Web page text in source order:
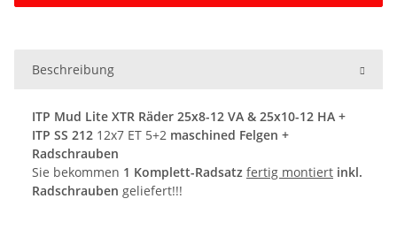
Beschreibung
ITP Mud Lite XTR Räder 25x8-12 VA & 25x10-12 HA +
ITP SS 212 12x7 ET 5+2 maschined Felgen +
Radschrauben
Sie bekommen 1 Komplett-Radsatz fertig montiert inkl.
Radschrauben geliefert!!!